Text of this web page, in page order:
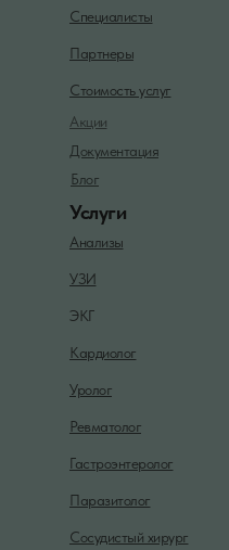
Услуги
Акции
Документация
Блог
Уролог
Кардиолог
ЭКГ
УЗИ
Анализы
Сосудистый хирург
Паразитолог
Ревматолог
Гастроэнтеролог
Стоимость услуг
Партнеры
Специалисты